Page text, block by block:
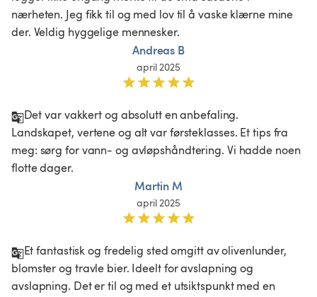
nærheten. Jeg fikk til og med lov til å vaske klærne mine
der. Veldig hyggelige mennesker.
Andreas B
april 2025
Det var vakkert og absolutt en anbefaling.
Landskapet, vertene og alt var førsteklasses. Et tips fra
meg: sørg for vann- og avløpshåndtering. Vi hadde noen
flotte dager.
Martin M
april 2025
Et fantastisk og fredelig sted omgitt av olivenlunder,
blomster og travle bier. Ideelt for avslapning og
avslapning. Det er til og med et utsiktspunkt med en